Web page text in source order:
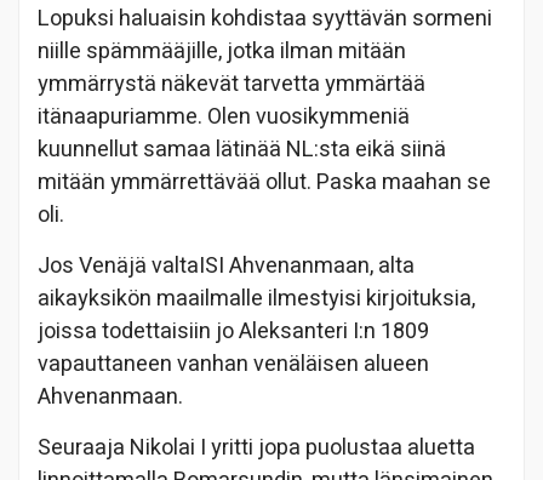
Lopuksi haluaisin kohdistaa syyttävän sormeni
niille spämmääjille, jotka ilman mitään
ymmärrystä näkevät tarvetta ymmärtää
itänaapuriamme. Olen vuosikymmeniä
kuunnellut samaa lätinää NL:sta eikä siinä
mitään ymmärrettävää ollut. Paska maahan se
oli.
Jos Venäjä valtaISI Ahvenanmaan, alta
aikayksikön maailmalle ilmestyisi kirjoituksia,
joissa todettaisiin jo Aleksanteri I:n 1809
vapauttaneen vanhan venäläisen alueen
Ahvenanmaan.
Seuraaja Nikolai I yritti jopa puolustaa aluetta